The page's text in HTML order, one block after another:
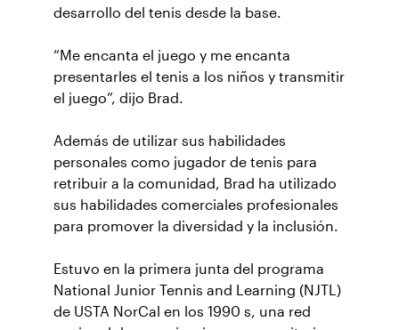
desarrollo del tenis desde la base.
“Me encanta el juego y me encanta
presentarles el tenis a los niños y transmitir
el juego”, dijo Brad.
Además de utilizar sus habilidades
personales como jugador de tenis para
retribuir a la comunidad, Brad ha utilizado
sus habilidades comerciales profesionales
para promover la diversidad y la inclusión.
Estuvo en la primera junta del programa
National Junior Tennis and Learning (NJTL)
de USTA NorCal en los 1990 s, una red